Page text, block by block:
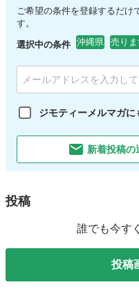
ご希望の条件を登録するだけ
す。
選択中の条件 沖縄県 売り
ジモティーメルマガに
新着投稿の
投稿
誰でも今す
投稿